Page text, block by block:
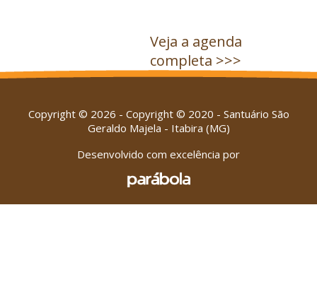
Veja a agenda
completa >>>
Copyright © 2026 - Copyright © 2020 - Santuário São
Geraldo Majela - Itabira (MG)
Desenvolvido com excelência por